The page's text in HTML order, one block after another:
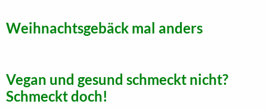
Weihnachtsgebäck mal anders
Vegan und gesund schmeckt nicht?
Schmeckt doch!